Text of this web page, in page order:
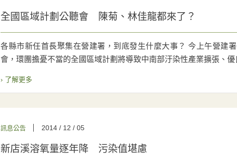
全國區域計劃公聽會 陳菊、林佳龍都來了？
各縣市新任首長聚集在營建署，到底發生什麼大事？ 今上午營建
會，環團擔憂不當的全國區域計劃將導致中南部汙染性產業擴張、優
› 了解更多
訊息公告 2014 / 12 / 05
新店溪溶氧量逐年降 污染值堪慮